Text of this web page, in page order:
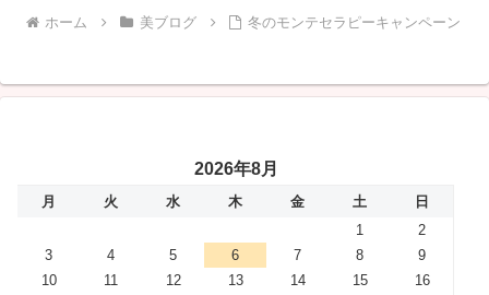
ホーム 美ブログ 冬のモンテセラピーキャンペーン
2026年8月
月 火 水 木 金 土
日
1
2
3
4 5 6 7 8
9
10
11 12 13 14 15
16